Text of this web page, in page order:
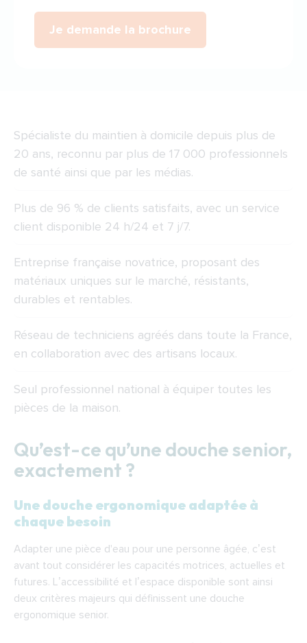
Je demande la brochure
Spécialiste du maintien à domicile depuis plus de
20 ans, reconnu par plus de 17 000 professionnels
de santé ainsi que par les médias.
Plus de 96 % de clients satisfaits, avec un service
client disponible 24 h/24 et 7 j/7.
Entreprise française novatrice, proposant des
matériaux uniques sur le marché, résistants,
durables et rentables.
Réseau de techniciens agréés dans toute la France,
en collaboration avec des artisans locaux.
Seul professionnel national à équiper toutes les
pièces de la maison.
Qu’est-ce qu’une douche senior,
exactement ?
Une douche ergonomique adaptée à
chaque besoin
Adapter une pièce d'eau pour une personne âgée, c’est
avant tout considérer les capacités motrices, actuelles et
futures. L’accessibilité et l’espace disponible sont ainsi
deux critères majeurs qui définissent une douche
ergonomique senior.